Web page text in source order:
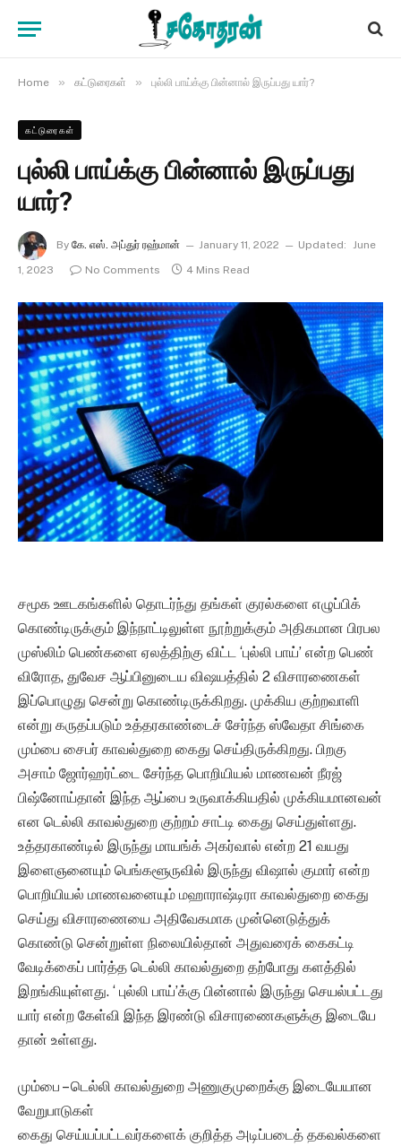
Home » கட்டுரைகள் » புல்லி பாய்க்கு பின்னால் இருப்பது யார்?
கட்டுரைகள்
புல்லி பாய்க்கு பின்னால் இருப்பது
யார்?
By கே. எஸ். அப்துர் ரஹ்மான் January 11, 2022 Updated: June
1, 2023
No Comments 4 Mins Read
சமூக ஊடகங்களில் தொடர்ந்து தங்கள் குரல்களை எழுப்பிக்
கொண்டிருக்கும் இந்நாட்டிலுள்ள நூற்றுக்கும் அதிகமான பிரபல
முஸ்லிம் பெண்களை ஏலத்திற்கு விட்ட ‘புல்லி பாய்’ என்ற பெண்
விரோத, துவேச ஆப்பினுடைய விஷயத்தில் 2 விசாரணைகள்
இப்பொழுது சென்று கொண்டிருக்கிறது. முக்கிய குற்றவாளி
என்று கருதப்படும் உத்தரகாண்டைச் சேர்ந்த ஸ்வேதா சிங்கை
மும்பை சைபர் காவல்துறை கைது செய்திருக்கிறது. பிறகு
அசாம் ஜோர்ஹர்ட்டை சேர்ந்த பொறியியல் மாணவன் நீரஜ்
பிஷ்னோய்தான் இந்த ஆப்பை உருவாக்கியதில் முக்கியமானவன்
என டெல்லி காவல்துறை குற்றம் சாட்டி கைது செய்துள்ளது.
உத்தரகாண்டில் இருந்து மாயங்க் அகர்வால் என்ற 21 வயது
இளைஞனையும் பெங்களூருவில் இருந்து விஷால் குமார் என்ற
பொறியியல் மாணவனையும் மஹாராஷ்டிரா காவல்துறை கைது
செய்து விசாரணையை அதிவேகமாக முன்னெடுத்துக்
கொண்டு சென்றுள்ள நிலையில்தான் அதுவரைக் கைகட்டி
வேடிக்கைப் பார்த்த டெல்லி காவல்துறை தற்போது களத்தில்
இறங்கியுள்ளது. ‘ புல்லி பாய்’க்கு பின்னால் இருந்து செயல்பட்டது
யார் என்ற கேள்வி இந்த இரண்டு விசாரணைகளுக்கு இடையே
தான் உள்ளது.
மும்பை – டெல்லி காவல்துறை அணுகுமுறைக்கு இடையேயான
வேறுபாடுகள்
கைது செய்யப்பட்டவர்களைக் குறித்த அடிப்படைத் தகவல்களை